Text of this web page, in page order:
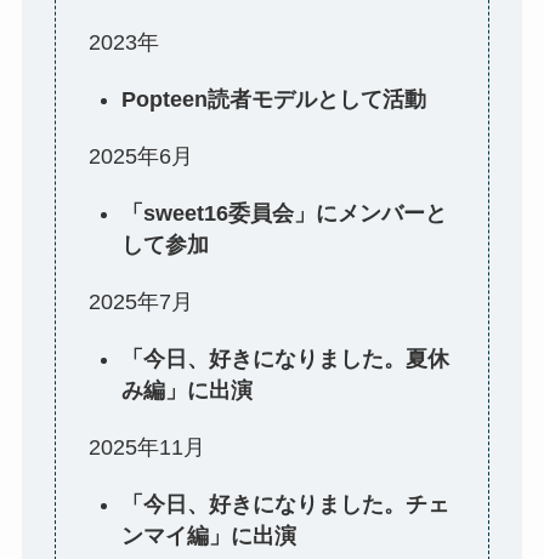
2023年
Popteen読者モデルとして活動
2025年6月
「sweet16委員会」にメンバーと
して参加
2025年7月
「今日、好きになりました。夏休
み編」に出演
2025年11月
「今日、好きになりました。チェ
ンマイ編」に出演